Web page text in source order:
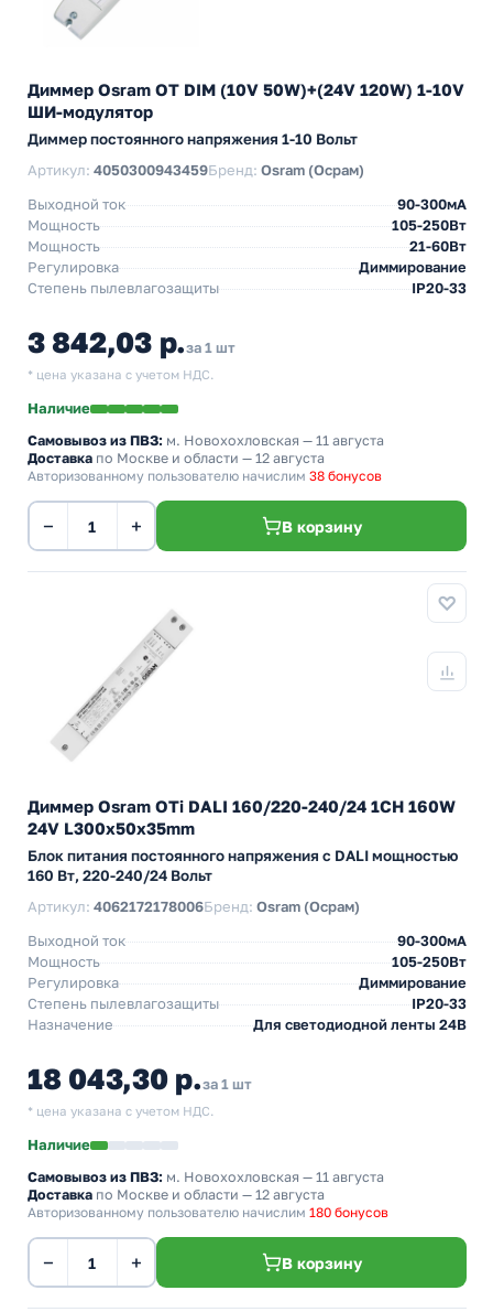
Диммер Osram OT DIM (10V 50W)+(24V 120W) 1-10V
ШИ-модулятор
Диммер постоянного напряжения 1-10 Вольт
Артикул: 4050300943459Бренд: Osram (Осрам)
Выходной ток
90-300мА
Мощность
105-250Вт
Мощность
21-60Вт
Регулировка
Диммирование
Степень пылевлагозащиты
IP20-33
3 842,03 р.за 1 шт
* цена указана с учетом НДС.
Наличие
Самовывоз из ПВЗ: м. Новохохловская — 11 августа
Доставка по Москве и области — 12 августа
Авторизованному пользователю начислим 38 бонусов
− + В корзину
Диммер Osram OTi DALI 160/220-240/24 1CH 160W
24V L300x50x35mm
Блок питания постоянного напряжения с DALI мощностью
160 Вт, 220-240/24 Вольт
Артикул: 4062172178006Бренд: Osram (Осрам)
Выходной ток
90-300мА
Мощность
105-250Вт
Регулировка
Диммирование
Степень пылевлагозащиты
IP20-33
Назначение
Для светодиодной ленты 24В
18 043,30 р.за 1 шт
* цена указана с учетом НДС.
Наличие
Самовывоз из ПВЗ: м. Новохохловская — 11 августа
Доставка по Москве и области — 12 августа
Авторизованному пользователю начислим 180 бонусов
− + В корзину